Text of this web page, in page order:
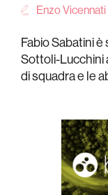
Enzo Vicennati
Fabio Sabatini
Sottoli-Lucchini
di squadra e le